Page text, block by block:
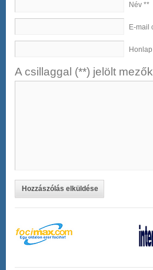
Név **
E-mail
Honlap
A csillaggal (**) jelölt
Hozzászólás elküldése